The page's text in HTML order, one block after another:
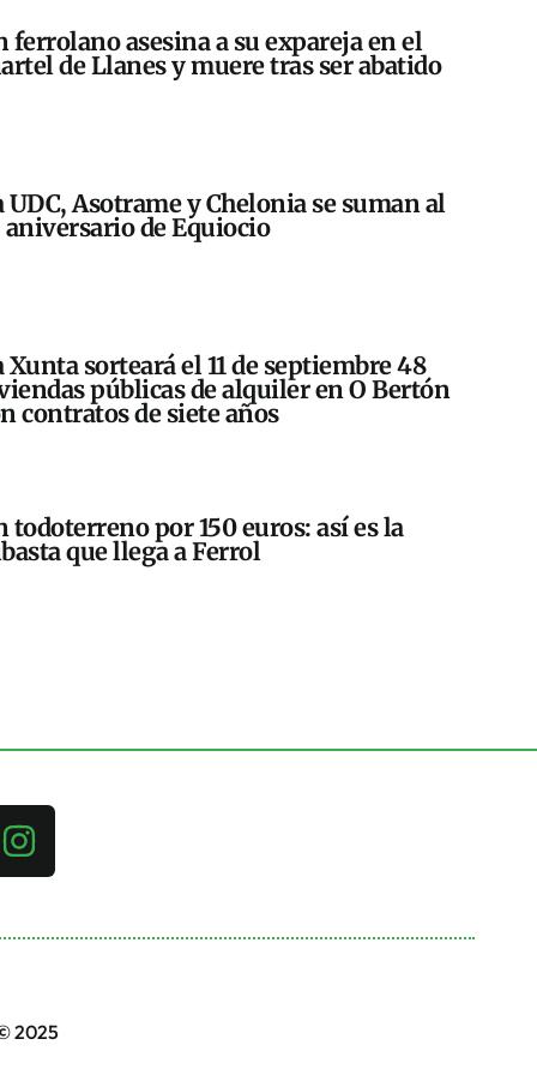
ferrolano asesina a su expareja en el
de Llanes y muere tras ser abatido
UDC, Asotrame y Chelonia se suman al
aniversario de Equiocio
Xunta sorteará el 11 de septiembre 48
públicas de alquiler en O Bertón
contratos de siete años
todoterreno por 150 euros: así es la
que llega a Ferrol
2025